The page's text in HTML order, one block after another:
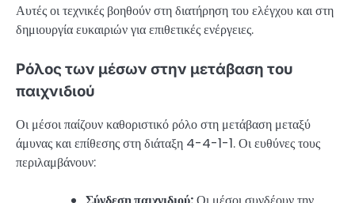
Αυτές οι τεχνικές βοηθούν στη διατήρηση του ελέγχου και στη
δημιουργία ευκαιριών για επιθετικές ενέργειες.
Ρόλος των μέσων στην μετάβαση του
παιχνιδιού
Οι μέσοι παίζουν καθοριστικό ρόλο στη μετάβαση μεταξύ
άμυνας και επίθεσης στη διάταξη 4-4-1-1. Οι ευθύνες τους
περιλαμβάνουν: